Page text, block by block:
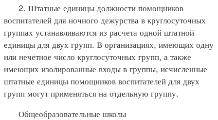
2. Штатные единицы должности помощников
воспитателей для ночного дежурства в круглосуточных
группах устанавливаются из расчета одной штатной
единицы для двух групп. В организациях, имеющих одну
или нечетное число круглосуточных групп, а также
имеющих изолированные входы в группы, исчисленные
штатные единицы помощников воспитателей для двух
групп могут применяться на отдельную группу.
Общеобразовательные школы